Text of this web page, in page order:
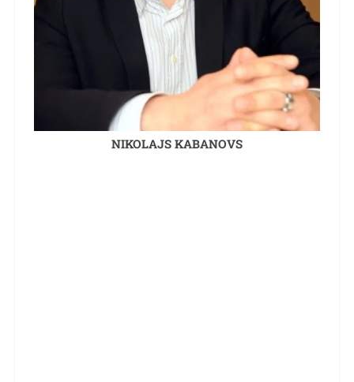
NIKOLAJS KABANOVS